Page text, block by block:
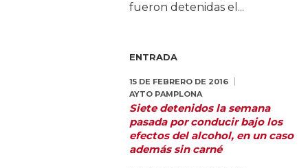
fueron detenidas el...
ENTRADA
15 DE FEBRERO DE 2016
AYTO PAMPLONA
Siete detenidos la semana
pasada por conducir bajo los
efectos del alcohol, en un caso
además sin carné